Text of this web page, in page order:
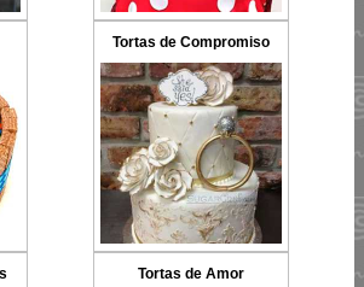
Tortas de Compromiso
Tortas de Amor